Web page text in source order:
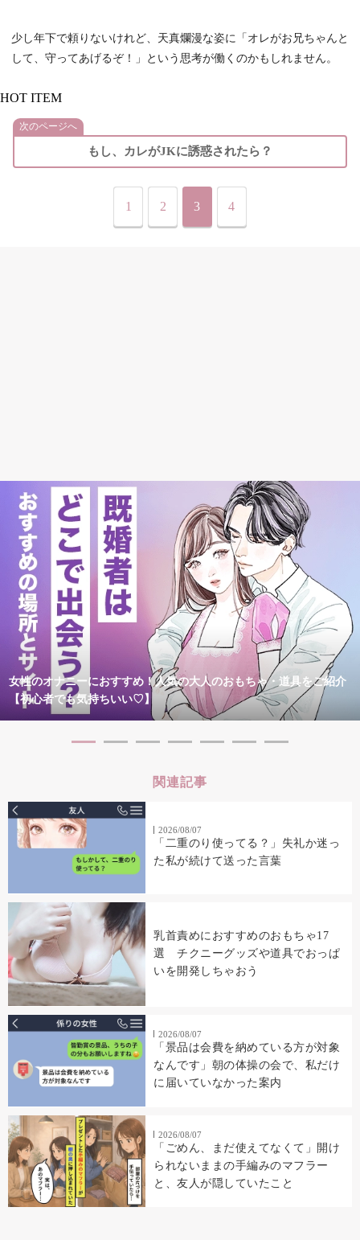
少し年下で頼りないけれど、天真爛漫な姿に「オレがお兄ちゃんと
して、守ってあげるぞ！」という思考が働くのかもしれません。
HOT ITEM
次のページへ
もし、カレがJKに誘惑されたら？
1 2 3 4
女性のオナニーにおすすめ！人気の大人のおもちゃ・道具をご紹介
【初心者でも気持ちいい♡】
関連記事
2026/08/07
「二重のり使ってる？」失礼か迷っ
た私が続けて送った言葉
乳首責めにおすすめのおもちゃ17
選 チクニーグッズや道具でおっぱ
いを開発しちゃおう
2026/08/07
「景品は会費を納めている方が対象
なんです」朝の体操の会で、私だけ
に届いていなかった案内
2026/08/07
「ごめん、まだ使えてなくて」開け
られないままの手編みのマフラー
と、友人が隠していたこと